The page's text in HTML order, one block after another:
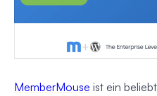
MemberMouse ist ein